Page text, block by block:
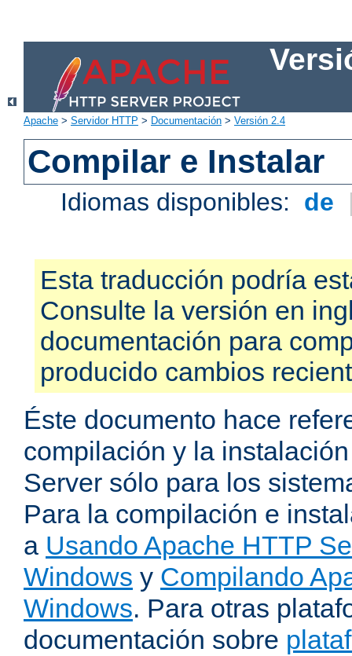
Apache > Servidor HTTP > Documentación > Versión 2.4
Compilar e Instalar
Idiomas disponibles: de
Esta traducción podría
Consulte la versión en
documentación para
producido cambios
Éste documento hace
compilación y la
Server sólo para los
Para la compilación e
a Usando Apache HTTP
Windows y Compilando
Windows. Para otras
documentación sobre